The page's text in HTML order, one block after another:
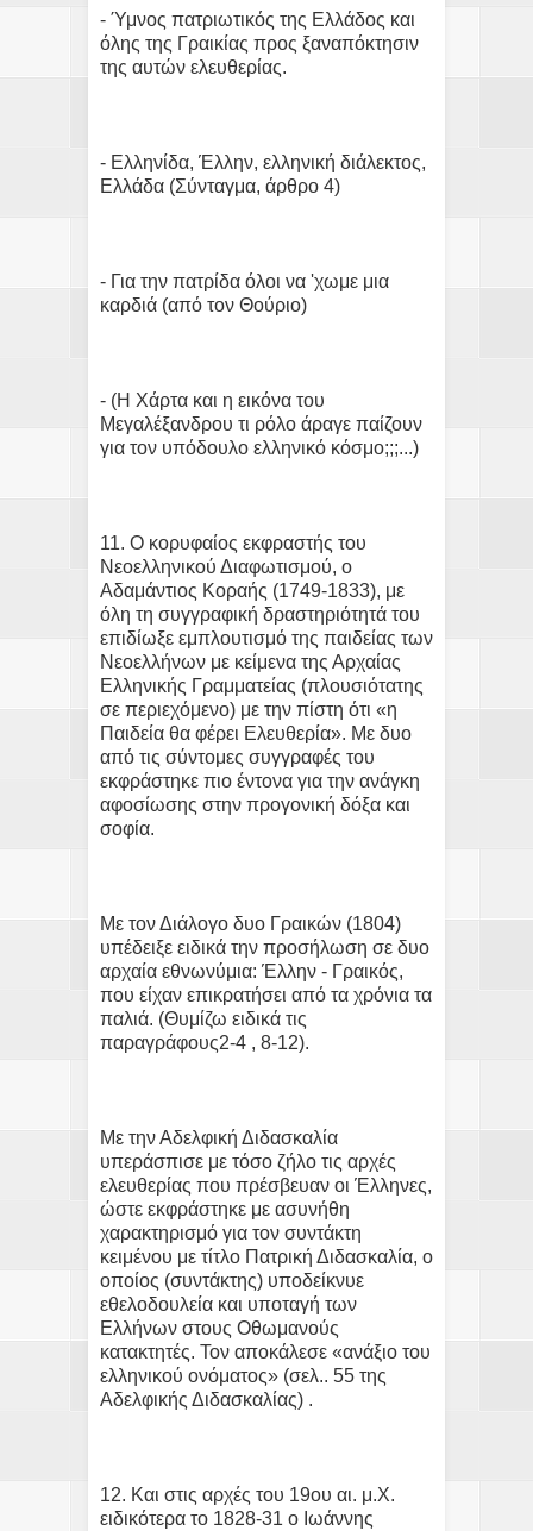
- Ύμνος πατριωτικός της Ελλάδος και
όλης της Γραικίας προς ξαναπόκτησιν
της αυτών ελευθερίας.
- Ελληνίδα, Έλλην, ελληνική διάλεκτος,
Ελλάδα (Σύνταγμα, άρθρο 4)
- Για την πατρίδα όλοι να 'χωμε μια
καρδιά (από τον Θούριο)
- (Η Χάρτα και η εικόνα του
Μεγαλέξανδρου τι ρόλο άραγε παίζουν
για τον υπόδουλο ελληνικό κόσμο;;;...)
11. Ο κορυφαίος εκφραστής του
Νεοελληνικού Διαφωτισμού, ο
Αδαμάντιος Κοραής (1749-1833), με
όλη τη συγγραφική δραστηριότητά του
επιδίωξε εμπλουτισμό της παιδείας των
Νεοελλήνων με κείμενα της Αρχαίας
Ελληνικής Γραμματείας (πλουσιότατης
σε περιεχόμενο) με την πίστη ότι «η
Παιδεία θα φέρει Ελευθερία». Με δυο
από τις σύντομες συγγραφές του
εκφράστηκε πιο έντονα για την ανάγκη
αφοσίωσης στην προγονική δόξα και
σοφία.
Με τον Διάλογο δυο Γραικών (1804)
υπέδειξε ειδικά την προσήλωση σε δυο
αρχαία εθνωνύμια: Έλλην - Γραικός,
που είχαν επικρατήσει από τα χρόνια τα
παλιά. (Θυμίζω ειδικά τις
παραγράφους2-4 , 8-12).
Με την Αδελφική Διδασκαλία
υπεράσπισε με τόσο ζήλο τις αρχές
ελευθερίας που πρέσβευαν οι Έλληνες,
ώστε εκφράστηκε με ασυνήθη
χαρακτηρισμό για τον συντάκτη
κειμένου με τίτλο Πατρική Διδασκαλία, ο
οποίος (συντάκτης) υποδείκνυε
εθελοδουλεία και υποταγή των
Ελλήνων στους Οθωμανούς
κατακτητές. Τον αποκάλεσε «ανάξιο του
ελληνικού ονόματος» (σελ.. 55 της
Αδελφικής Διδασκαλίας) .
12. Και στις αρχές του 19ου αι. μ.Χ.
ειδικότερα το 1828-31 ο Ιωάννης